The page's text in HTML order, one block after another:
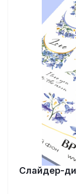
Слайдер-